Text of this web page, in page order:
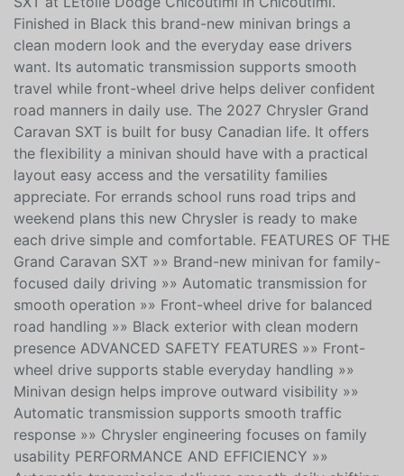
2027 est le 2C4RC1ZG6VR554614 . Discover family-
ready value in the new 2027 Chrysler Grand Caravan
SXT at LÉtoile Dodge Chicoutimi in Chicoutimi.
Finished in Black this brand-new minivan brings a
clean modern look and the everyday ease drivers
want. Its automatic transmission supports smooth
travel while front-wheel drive helps deliver confident
road manners in daily use. The 2027 Chrysler Grand
Caravan SXT is built for busy Canadian life. It offers
the flexibility a minivan should have with a practical
layout easy access and the versatility families
appreciate. For errands school runs road trips and
weekend plans this new Chrysler is ready to make
each drive simple and comfortable. FEATURES OF THE
Grand Caravan SXT »» Brand-new minivan for family-
focused daily driving »» Automatic transmission for
smooth operation »» Front-wheel drive for balanced
road handling »» Black exterior with clean modern
presence ADVANCED SAFETY FEATURES »» Front-
wheel drive supports stable everyday handling »»
Minivan design helps improve outward visibility »»
Automatic transmission supports smooth traffic